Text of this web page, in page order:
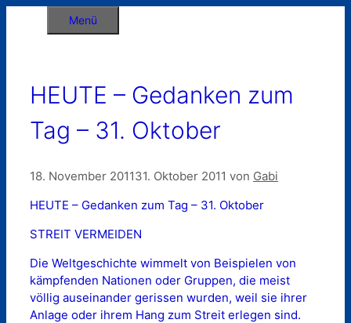
Menü
HEUTE – Gedanken zum
Tag – 31. Oktober
18. November 201131. Oktober 2011 von Gabi
HEUTE – Gedanken zum Tag – 31. Oktober
STREIT VERMEIDEN
Die Weltgeschichte wimmelt von Beispielen von
kämpfenden Nationen oder Gruppen, die meist
völlig auseinander gerissen wurden, weil sie ihrer
Anlage oder ihrem Hang zum Streit erlegen sind.